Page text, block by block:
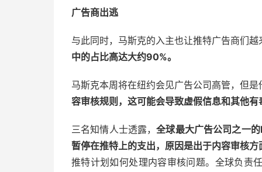
广告商出逃
与此同时，马斯克的入主也让推特广告商们
中的占比高达大约90%。
马斯克本周将在纽约会见广告公司高管，但
容审核规则，这可能会导致虚假信息和其他有
三名知情人士透露，全球最大广告公司之一
暂停在推特上的支出，原因是出于内容审核方
推特计划如何处理内容审核问题。全球负责